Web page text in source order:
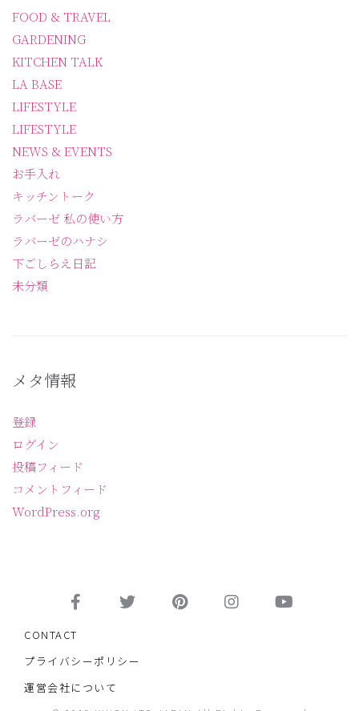
FOOD & TRAVEL
GARDENING
KITCHEN TALK
LA BASE
LIFESTYLE
LIFESTYLE
NEWS & EVENTS
お手入れ
キッチントーク
ラバーゼ 私の使い方
ラバーゼのハナシ
下ごしらえ日記
未分類
メタ情報
登録
ログイン
投稿フィード
コメントフィード
WordPress.org
CONTACT
プライバシーポリシー
運営会社について